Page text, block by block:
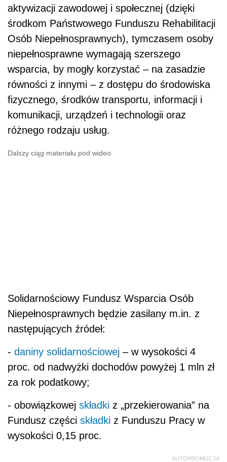
aktywizacji zawodowej i społecznej (dzięki
środkom Państwowego Funduszu Rehabilitacji
Osób Niepełnosprawnych), tymczasem osoby
niepełnosprawne wymagają szerszego
wsparcia, by mogły korzystać – na zasadzie
równości z innymi – z dostępu do środowiska
fizycznego, środków transportu, informacji i
komunikacji, urządzeń i technologii oraz
różnego rodzaju usług.
Dalszy ciąg materiału pod wideo
Solidarnościowy Fundusz Wsparcia Osób
Niepełnosprawnych będzie zasilany m.in. z
następujących źródeł:
- daniny solidarnościowej – w wysokości 4
proc. od nadwyżki dochodów powyżej 1 mln zł
za rok podatkowy;
- obowiązkowej składki z „przekierowania” na
Fundusz części składki z Funduszu Pracy w
wysokości 0,15 proc.
AUTOPROMOCJA